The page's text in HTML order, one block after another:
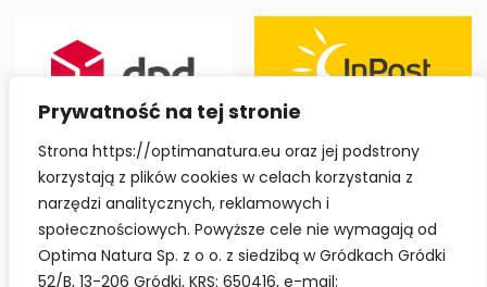
Prywatność na tej stronie
Strona https://optimanatura.eu oraz jej podstrony
korzystają z plików cookies w celach korzystania z
narzędzi analitycznych, reklamowych i
społecznościowych. Powyższe cele nie wymagają od
Optima Natura Sp. z o o. z siedzibą w Gródkach Gródki
52/B, 13-206 Gródki, KRS: 650416, e-mail: